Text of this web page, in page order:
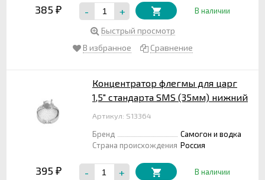
385 ₽ - + В наличии
Быстрый просмотр
В избранное
Сравнение
Концентратор флегмы для царг
1,5" стандарта SMS (35мм) нижний
Артикул: S13364
Бренд
Самогон и водка
Страна происхождения Россия
395 ₽ - + В наличии